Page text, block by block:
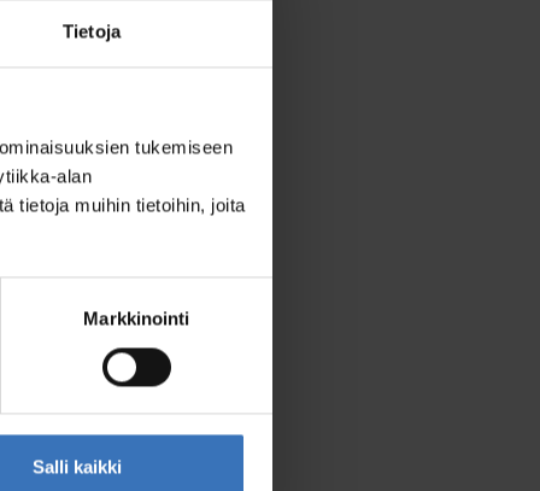
Tietoja
tukemiseen
alan
tietoja muihin tietoihin, joita
Markkinointi
Salli kaikki